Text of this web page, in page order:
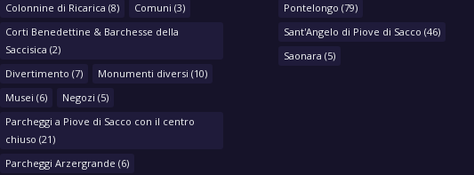
Colonnine di Ricarica (8) Comuni (3)
Corti Benedettine & Barchesse della
Saccisica (2)
Divertimento (7) Monumenti diversi (10)
Musei (6) Negozi (5)
Parcheggi a Piove di Sacco con il centro
chiuso (21)
Parcheggi Arzergrande (6)
Pontelongo (79)
Sant'Angelo di Piove di Sacco (46)
Saonara (5)